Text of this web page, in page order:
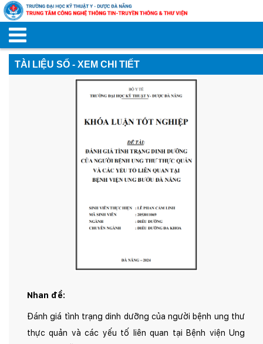
TÀI LIỆU SỐ - XEM CHI TIẾT
Nhan đề:
Đánh giá tình trạng dinh dưỡng của người bệnh ung thư
thực quản và các yếu tố liên quan tại Bệnh viện Ung